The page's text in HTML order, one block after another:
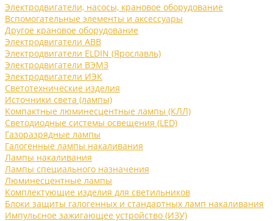
Электродвигатели, насосы, крановое оборудование
Вспомогательные элементы и аксессуары
Другое крановое оборудование
Электродвигатели ABB
Электродвигатели ELDIN (Ярославль)
Электродвигатели ВЭМЗ
Электродвигатели ИЭК
Светотехнические изделия
Источники света (лампы)
Компактные люминесцентные лампы (КЛЛ)
Светодиодные системы освещения (LED)
Газоразрядные лампы
Галогенные лампы накаливания
Лампы накаливания
Лампы специального назначения
Люминесцентные лампы
Комплектующие изделия для светильников
Блоки защиты галогенных и стандартных ламп накаливания
Импульсное зажигающее устройство (ИЗУ)